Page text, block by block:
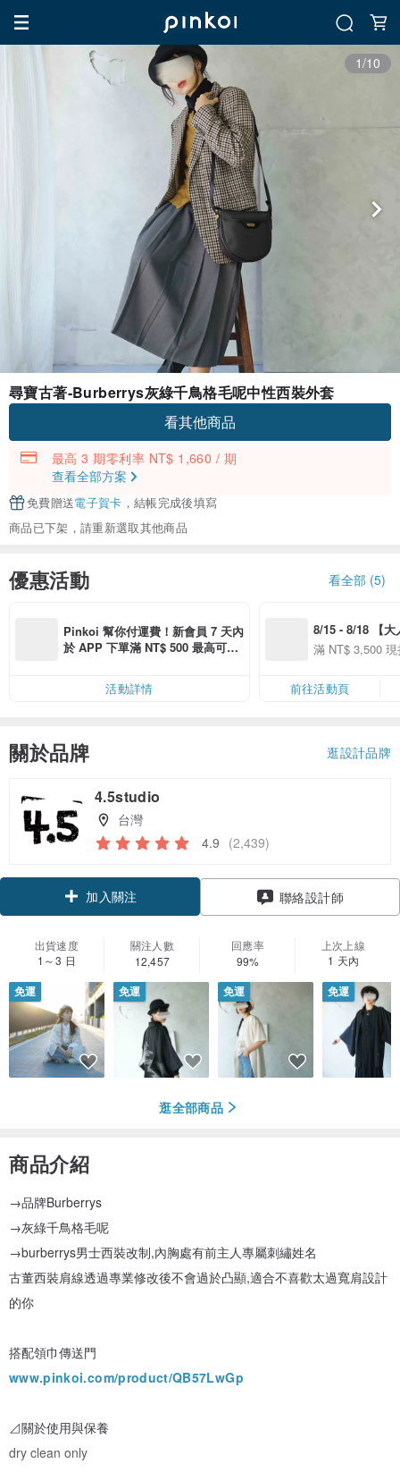
1/10
尋寶古著-Burberrys灰綠千鳥格毛呢中性西裝外套
看其他商品
最高 3 期零利率 NT$ 1,660 / 期
查看全部方案
免費贈送電子賀卡 ，結帳完成後填寫
商品已下架，請重新選取其他商品
優惠活動 看全部 (5)
Pinkoi 幫你付運費！新會員 7 天內
於 APP 下單滿 NT$ 500 最高可折
活動詳情
8/15 - 8/18 【大
季】滿
50
滿 NT$ 3,500
前往活動頁
關於品牌 逛設計品牌
4.5studio
台灣
4.9 (2,439)
加入關注 聯絡設計師
出貨速度
1～3 日
關注人數
12,457
回應率
99%
上次上線
1 天內
免運 免運 免運 免運
逛全部商品
商品介紹
→品牌Burberrys
→灰綠千鳥格毛呢
→burberrys男士西裝改制,內胸處有前主人專屬刺繡姓名
古董西裝肩線透過專業修改後不會過於凸顯,適合不喜歡太過寬肩設計
的你
搭配領巾傳送門
www.pinkoi.com/product/QB57LwGp
⊿關於使用與保養
dry clean only